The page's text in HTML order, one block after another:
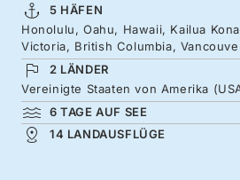
Von Oahus Surf-Spots bis hin
Lavafeldern Konas bietet
an Farben und
Insellandschaften. Sie
vulkanischen Küsten
hinaus in die endlose blaue
5 HÄFEN
Honolulu, Oahu, Hawaii, Kailua
Victoria, British Columbia,
2 LÄNDER
Vereinigte Staaten von Amerika
6 TAGE AUF SEE
14 LANDAUSFLÜGE